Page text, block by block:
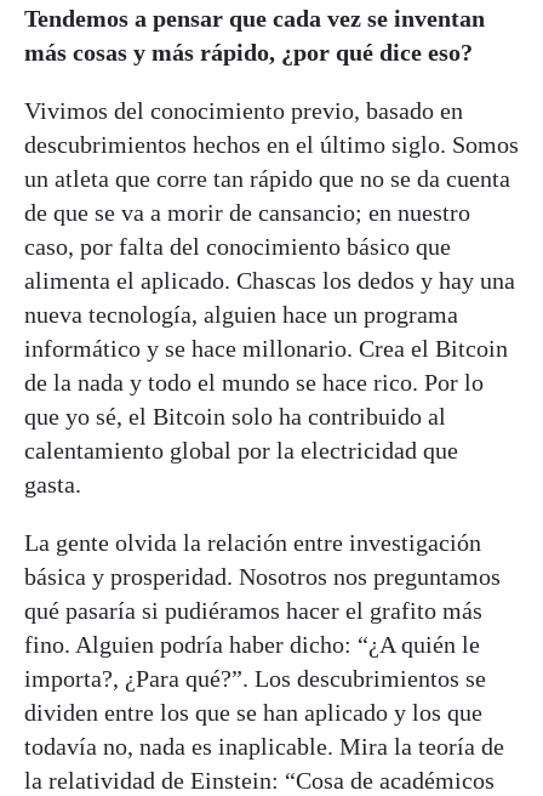
Tendemos a pensar que cada vez se inventan
más cosas y más rápido, ¿por qué dice eso?
Vivimos del conocimiento previo, basado en
descubrimientos hechos en el último siglo. Somos
un atleta que corre tan rápido que no se da cuenta
de que se va a morir de cansancio; en nuestro
caso, por falta del conocimiento básico que
alimenta el aplicado. Chascas los dedos y hay una
nueva tecnología, alguien hace un programa
informático y se hace millonario. Crea el Bitcoin
de la nada y todo el mundo se hace rico. Por lo
que yo sé, el Bitcoin solo ha contribuido al
calentamiento global por la electricidad que
gasta.
La gente olvida la relación entre investigación
básica y prosperidad. Nosotros nos preguntamos
qué pasaría si pudiéramos hacer el grafito más
fino. Alguien podría haber dicho: “¿A quién le
importa?, ¿Para qué?”. Los descubrimientos se
dividen entre los que se han aplicado y los que
todavía no, nada es inaplicable. Mira la teoría de
la relatividad de Einstein: “Cosa de académicos